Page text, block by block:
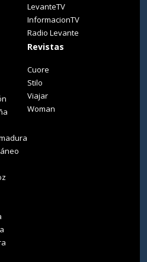
LevanteTV
InformacionTV
Radio Levante
Revistas
Cuore
Stilo
Viajar
Woman